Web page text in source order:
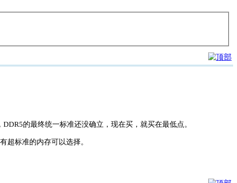
的最终统一标准还没确立，现在买，就买在最低点。
超标准的内存可以选择。